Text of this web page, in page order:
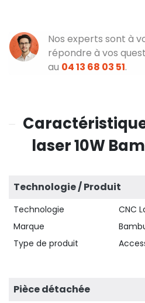
Nos experts sont à
répondre à vos
au 04 13 68 03 51.
laser 10W
Technologie / Produit
Technologie
CNC
Marque
Type de produit
Pièce détachée